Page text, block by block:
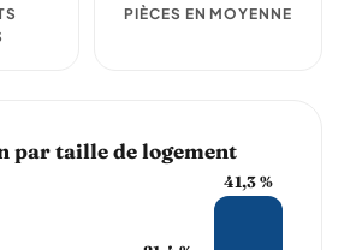
PIÈCES EN MOYENNE
par taille de logement
41,3 %